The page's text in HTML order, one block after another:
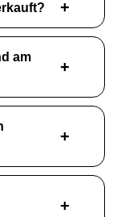
am